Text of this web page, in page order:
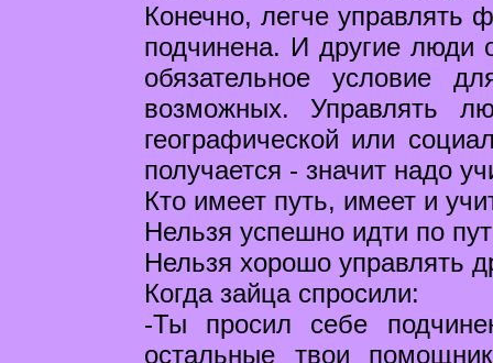
Конечно, легче управлять
подчинена. И другие люди
обязательное условие
возможных. Управлять
географической или
получается - значит надо
Кто имеет путь, имеет и
Нельзя успешно идти по
Нельзя хорошо управлять
Когда зайца спросили:
-Ты просил себе
остальные твои